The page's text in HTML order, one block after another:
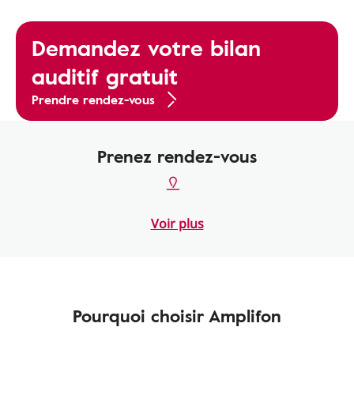
Demandez votre bilan
auditif gratuit
Prendre rendez-vous
Prenez rendez-vous
Voir plus
Pourquoi choisir Amplifon